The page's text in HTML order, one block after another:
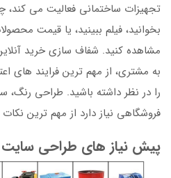
تجهیزات ساختمانی فعالیت می
بخوانید، فیلم ببینید، یا قیمت
مشاهده کنید. شفاف سازی خرید
به مشتری، از مهم ترین فرایند های
را در نظر داشته باشید. طراحی
فروشگاهی نیاز دارد از مهم ترین
پیش نیاز های طراحی سایت